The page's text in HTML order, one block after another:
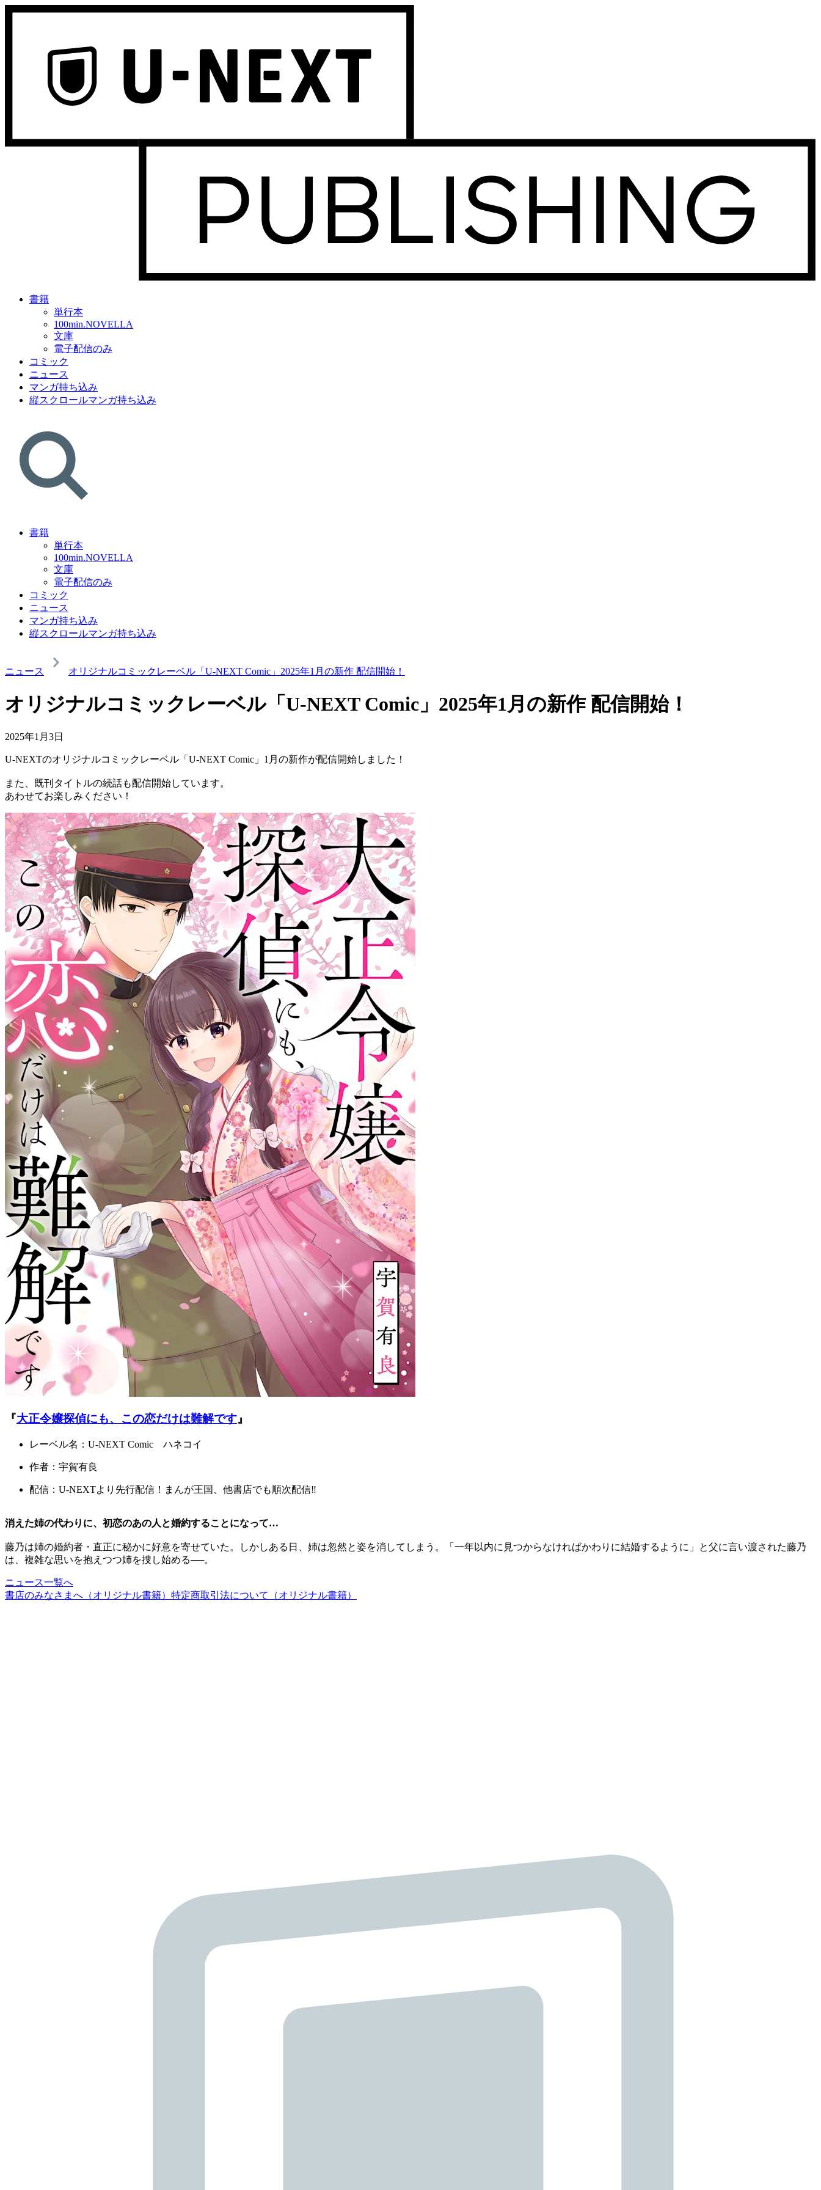
書籍
単行本
100min.NOVELLA
文庫
電子配信のみ
コミック
ニュース
マンガ持ち込み
縦スクロールマンガ持ち込み
書籍
単行本
100min.NOVELLA
文庫
電子配信のみ
コミック
ニュース
マンガ持ち込み
縦スクロールマンガ持ち込み
ニュース オリジナルコミックレーベル「U-NEXT Comic」2025年1月の新作 配信開始！
オリジナルコミックレーベル「U-NEXT Comic」2025年1月の新作 配信開始！
2025年1月3日
U-NEXTのオリジナルコミックレーベル「U-NEXT Comic」1月の新作が配信開始しました！
また、既刊タイトルの続話も配信開始しています。
あわせてお楽しみください！
『大正令嬢探偵にも、この恋だけは難解です』
レーベル名：U-NEXT Comic ハネコイ
作者：宇賀有良
配信：U-NEXTより先行配信！まんが王国、他書店でも順次配信‼
消えた姉の代わりに、初恋のあの人と婚約することになって…
藤乃は姉の婚約者・直正に秘かに好意を寄せていた。しかしある日、姉は忽然と姿を消してしまう。「一年以内に見つからなければかわりに結婚するように」と父に言い渡された藤乃
は、複雑な思いを抱えつつ姉を捜し始める──。
ニュース一覧へ
書店のみなさまへ（オリジナル書籍） 特定商取引法について（オリジナル書籍）